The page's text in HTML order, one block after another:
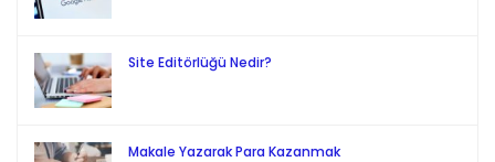
Site Editörlüğü Nedir?
Makale Yazarak Para Kazanmak